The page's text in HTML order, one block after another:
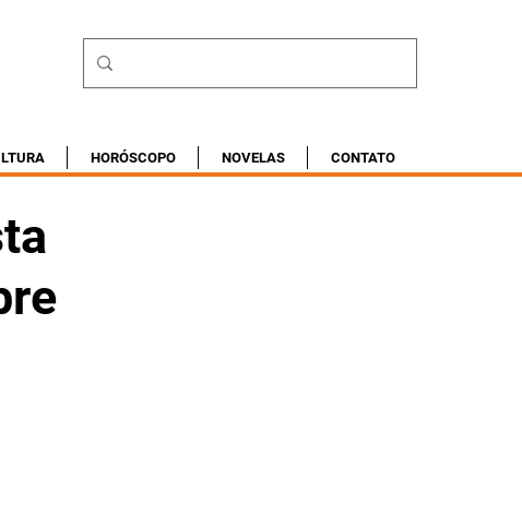
HORÓSCOPO NOVELAS CONTATO